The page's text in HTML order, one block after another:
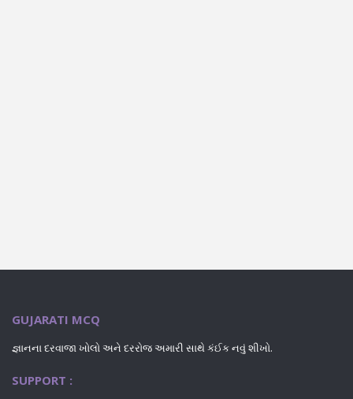
GUJARATI MCQ
જ્ઞાનના દરવાજા ખોલો અને દરરોજ અમારી સાથે કંઈક નવું શીખો.
SUPPORT :